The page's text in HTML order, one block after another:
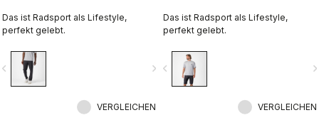
Das ist Radsport als Lifestyle,
perfekt gelebt.
navigate_next
VERGLEICHEN
Das ist Radsport als Lifestyle,
perfekt gelebt.
navigate_before
VERGLEICHEN